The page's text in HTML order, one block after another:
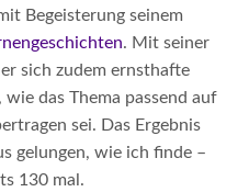
Begeisterung seinem
. Mit seiner
sich zudem ernsthafte
das Thema passend auf
sei. Das Ergebnis
gelungen, wie ich finde –
130 mal.